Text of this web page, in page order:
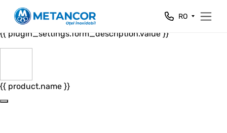
Close
{{ plugin_settings.form_header.value }}
{{ plugin_settings.form_description.value }}
{{ product.name }}
RO